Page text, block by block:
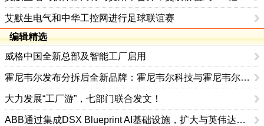
艾默生电气和中华工控网进行足球联谊赛
编辑精选
威格中国全新总部及智能工厂启用
霍尼韦尔发布分拆后全新品牌：霍尼韦尔科技与霍尼韦尔航空航天
大力发展“工厂游”，七部门联合发文！
ABB通过集成DSX Blueprint AI基础设施，扩大与英伟达的合作